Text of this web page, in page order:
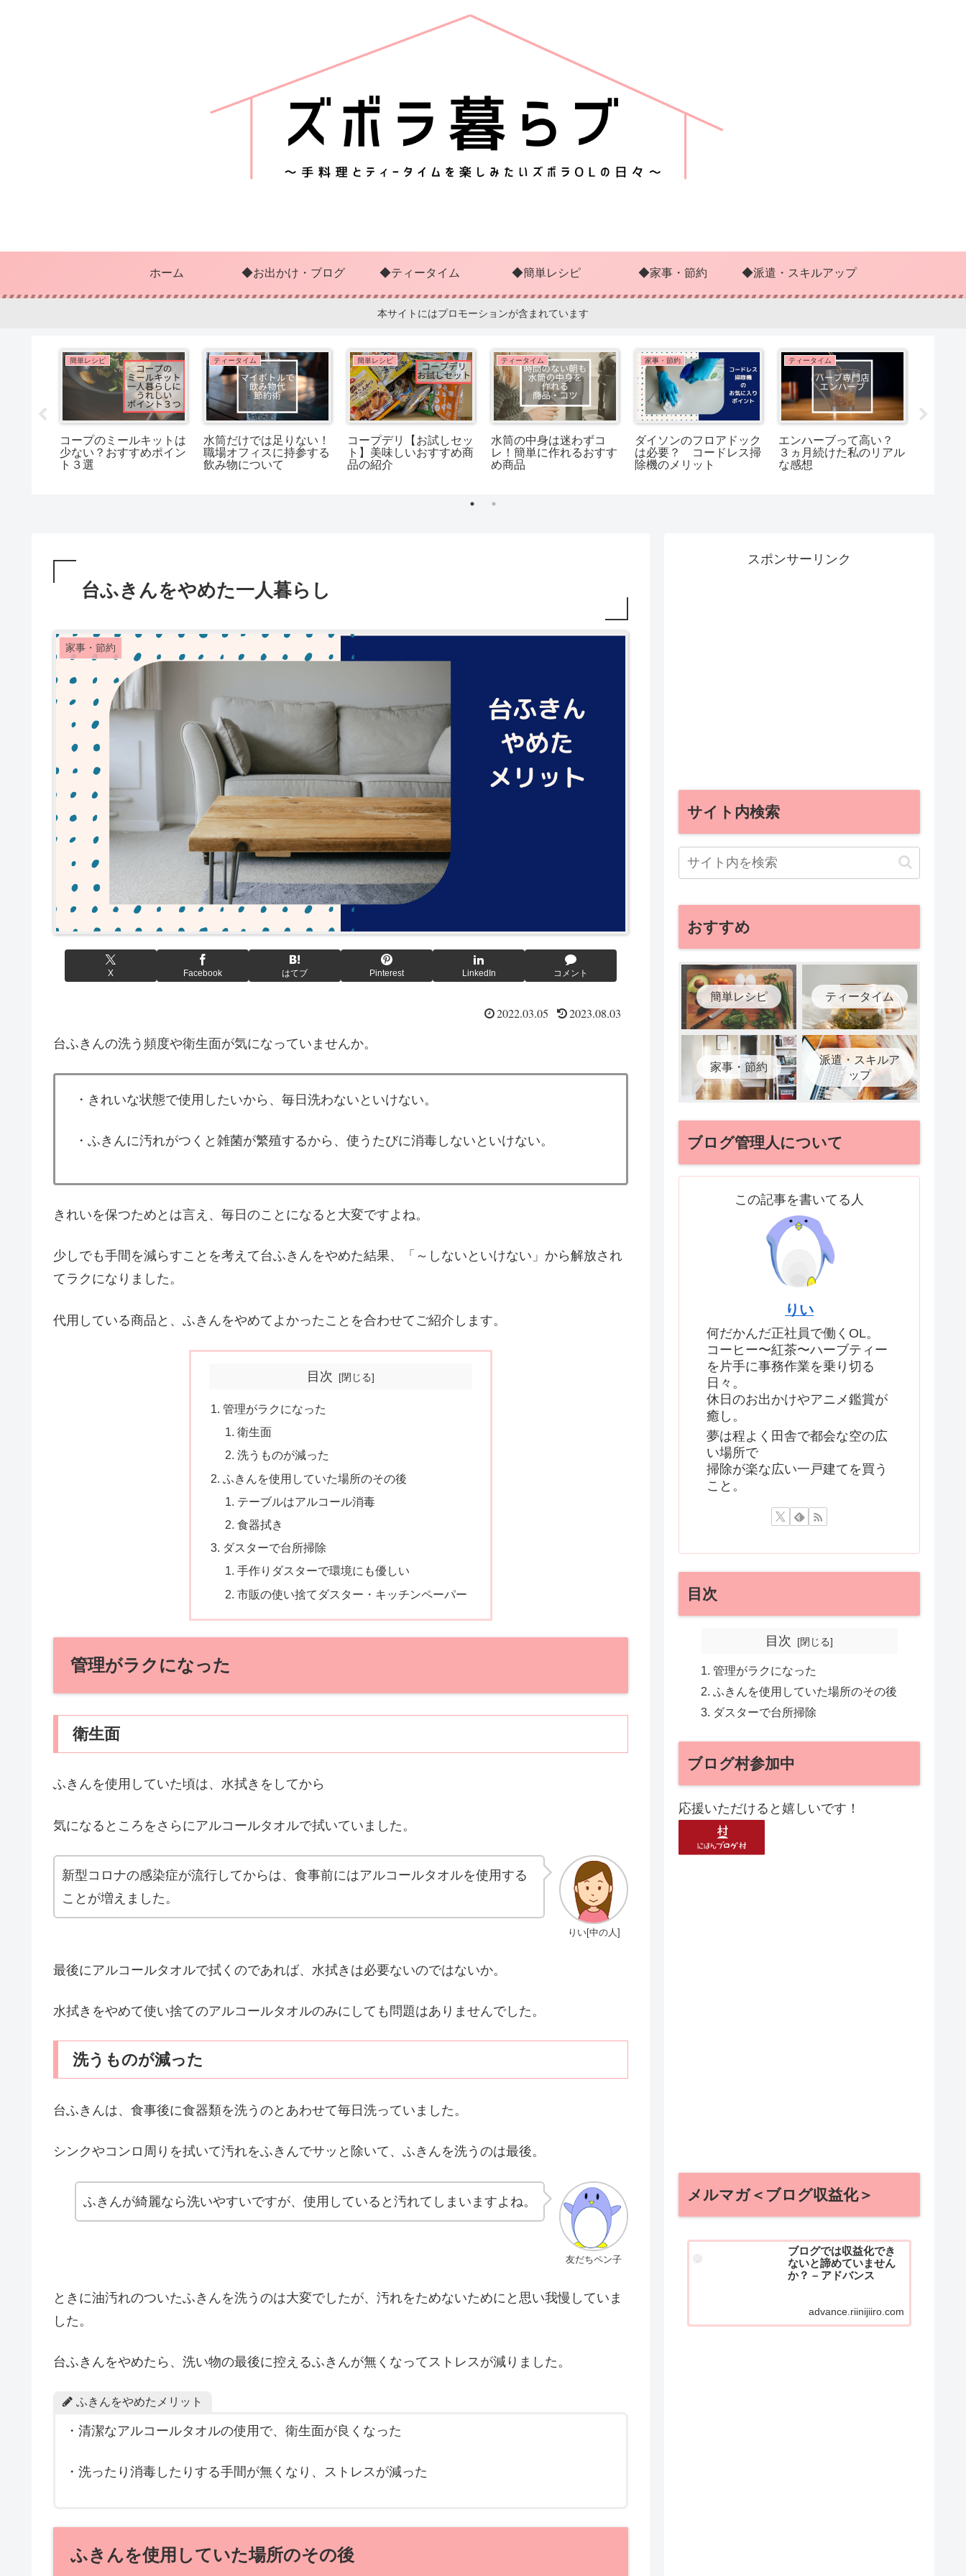
ホーム ◆お出かけ・ブログ ◆ティータイム ◆簡単レシピ ◆家事・節約 ◆派遣・スキルアップ
本サイトにはプロモーションが含まれています
簡単レシピ
コープのミールキットは
少ない？おすすめポイン
ト３選
ティータイム
水筒だけでは足りない！
職場オフィスに持参する
飲み物について
簡単レシピ
コープデリ【お試しセッ
ト】美味しいおすすめ商
品の紹介
ティータイム
水筒の中身は迷わずコ
レ！簡単に作れるおすす
め商品
家事・節約
ダイソンのフロアドック
は必要？ コードレス掃
除機のメリット
ティータイム
エンハーブって高い？
３ヵ月続けた私のリアル
な感想
台ふきんをやめた一人暮らし
家事・節約
X Facebook はてブ Pinterest LinkedIn コメント
2022.03.05 2023.08.03
台ふきんの洗う頻度や衛生面が気になっていませんか。
・きれいな状態で使用したいから、毎日洗わないといけない。
・ふきんに汚れがつくと雑菌が繁殖するから、使うたびに消毒しないといけない。
きれいを保つためとは言え、毎日のことになると大変ですよね。
少しでも手間を減らすことを考えて台ふきんをやめた結果、「～しないといけない」から解放され
てラクになりました。
代用している商品と、ふきんをやめてよかったことを合わせてご紹介します。
目次
管理がラクになった
衛生面
洗うものが減った
ふきんを使用していた場所のその後
テーブルはアルコール消毒
食器拭き
ダスターで台所掃除
手作りダスターで環境にも優しい
市販の使い捨てダスター・キッチンペーパー
管理がラクになった
衛生面
ふきんを使用していた頃は、水拭きをしてから
気になるところをさらにアルコールタオルで拭いていました。
りい[中の人]
新型コロナの感染症が流行してからは、食事前にはアルコールタオルを使用する
ことが増えました。
最後にアルコールタオルで拭くのであれば、水拭きは必要ないのではないか。
水拭きをやめて使い捨てのアルコールタオルのみにしても問題はありませんでした。
洗うものが減った
台ふきんは、食事後に食器類を洗うのとあわせて毎日洗っていました。
シンクやコンロ周りを拭いて汚れをふきんでサッと除いて、ふきんを洗うのは最後。
友だちペン子
ふきんが綺麗なら洗いやすいですが、使用していると汚れてしまいますよね。
ときに油汚れのついたふきんを洗うのは大変でしたが、汚れをためないためにと思い我慢していま
した。
台ふきんをやめたら、洗い物の最後に控えるふきんが無くなってストレスが減りました。
ふきんをやめたメリット
・清潔なアルコールタオルの使用で、衛生面が良くなった
・洗ったり消毒したりする手間が無くなり、ストレスが減った
ふきんを使用していた場所のその後
スポンサーリンク
サイト内検索
おすすめ
簡単レシピ ティータイム
家事・節約
派遣・スキルア
ップ
ブログ管理人について
この記事を書いてる人
りい
何だかんだ正社員で働くOL。
コーヒー〜紅茶〜ハーブティー
を片手に事務作業を乗り切る
日々。
休日のお出かけやアニメ鑑賞が
癒し。
夢は程よく田舎で都会な空の広
い場所で
掃除が楽な広い一戸建てを買う
こと。
目次
目次
管理がラクになった
ふきんを使用していた場所のその後
ダスターで台所掃除
ブログ村参加中
応援いただけると嬉しいです！
メルマガ＜ブログ収益化＞
ブログでは収益化でき
ないと諦めていません
か？ – アドバンス
advance.riinijiiro.com